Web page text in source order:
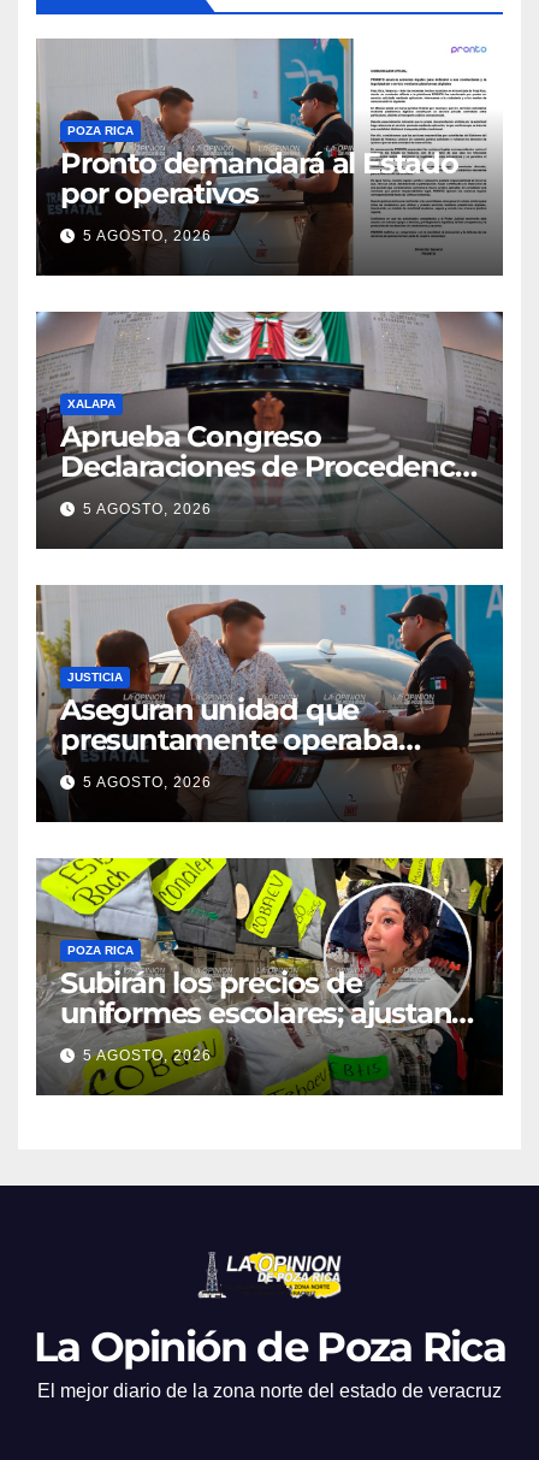
POZA RICA
Pronto demandará al Estado
por operativos
5 AGOSTO, 2026
XALAPA
Aprueba Congreso
Declaraciones de Procedencia
en contra de dos munícipes
5 AGOSTO, 2026
JUSTICIA
Aseguran unidad que
presuntamente operaba
mediante aplicación digital en
operativo de Transporte
Público
5 AGOSTO, 2026
POZA RICA
Subirán los precios de
uniformes escolares; ajustan
promociones
5 AGOSTO, 2026
La Opinión de Poza Rica
El mejor diario de la zona norte del estado de veracruz